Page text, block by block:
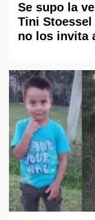
Se supo la
Tini
no los invita